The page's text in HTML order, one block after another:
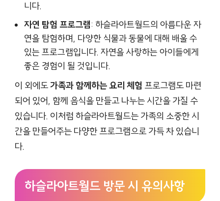
니다.
자연 탐험 프로그램: 하슬라아트월드의 아름다운 자
연을 탐험하며, 다양한 식물과 동물에 대해 배울 수
있는 프로그램입니다. 자연을 사랑하는 아이들에게
좋은 경험이 될 것입니다.
이 외에도가족과 함께하는 요리 체험 프로그램도 마련
되어 있어, 함께 음식을 만들고 나누는 시간을 가질 수
있습니다. 이처럼 하슬라아트월드는 가족의 소중한 시
간을 만들어주는 다양한 프로그램으로 가득 차 있습니
다.
하슬라아트월드 방문 시 유의사항